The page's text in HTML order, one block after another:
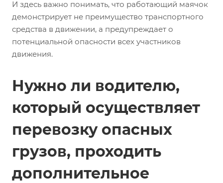
И здесь важно понимать, что работающий маячок
демонстрирует не преимущество транспортного
средства в движении, а предупреждает о
потенциальной опасности всех участников
движения.
Нужно ли водителю,
который осуществляет
перевозку опасных
грузов, проходить
дополнительное